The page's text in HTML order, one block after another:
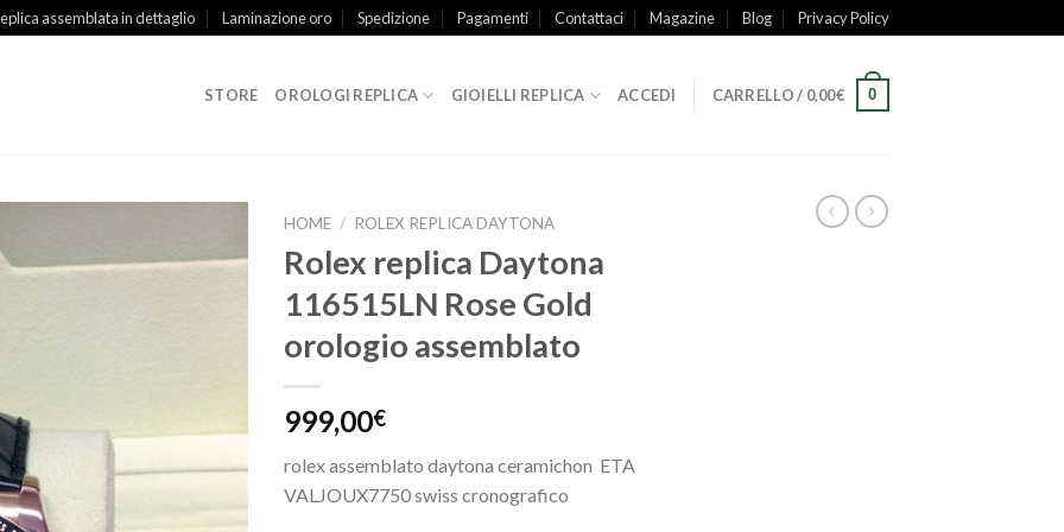
assemblata in dettaglio Laminazione oro Spedizione Pagamenti Contattaci Magazine Blog Privacy Policy
STORE OROLOGI REPLICA GIOIELLI REPLICA ACCEDI CARRELLO / 0,00€ 0
HOME / ROLEX REPLICA DAYTONA
Rolex replica Daytona
116515LN Rose Gold
orologio assemblato
999,00€
rolex assemblato daytona ceramichon ETA
VALJOUX7750 swiss cronografico